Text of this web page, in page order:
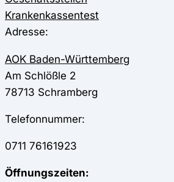
Krankenkassentest
Adresse:
AOK Baden-Württemberg
Am Schlößle 2
78713 Schramberg
Telefonnummer:
0711 76161923
Öffnungszeiten: